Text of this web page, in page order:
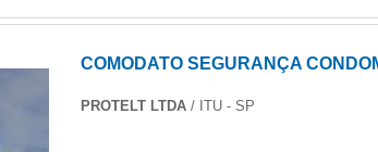
COMODATO SEGURANÇA
PROTELT LTDA/ ITU - SP